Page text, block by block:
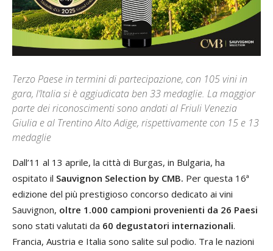
Terzo Paese in termini di partecipazione, con 105 vini in
gara, l’Italia si è aggiudicata ben 33 medaglie. La maggior
parte dei riconoscimenti sono andati al Friuli Venezia
Giulia e al Trentino Alto Adige, rispettivamente con 15 e 13
medaglie
Dall’11 al 13 aprile, la città di Burgas, in Bulgaria, ha
ospitato il Sauvignon Selection by CMB. Per questa 16ª
edizione del più prestigioso concorso dedicato ai vini
Sauvignon, oltre 1.000 campioni provenienti da 26 Paesi
sono stati valutati da 60 degustatori internazionali.
Francia, Austria e Italia sono salite sul podio. Tra le nazioni